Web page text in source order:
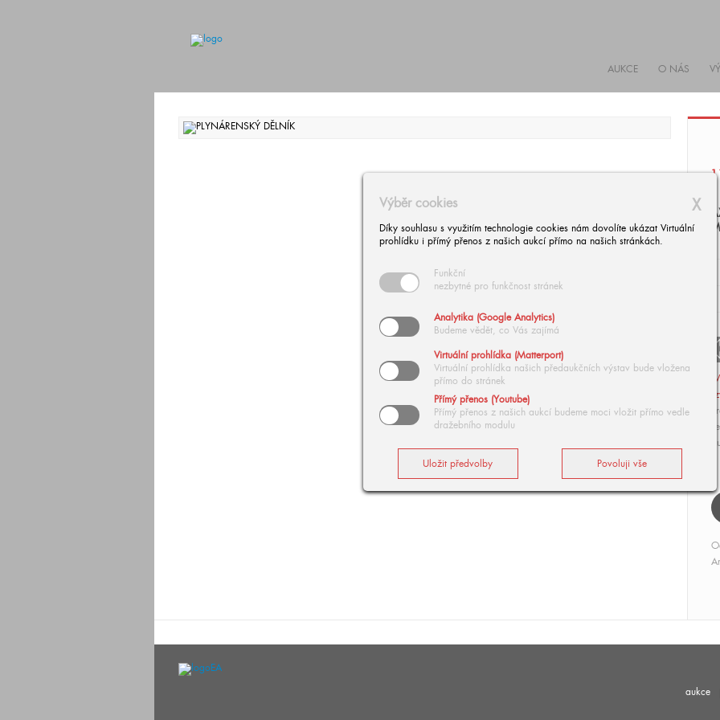
AUKCE O NÁS
X
Výběr cookies
Díky souhlasu s využitím technologie cookies nám dovolíte ukázat Virtuální
prohlídku i přímý přenos z našich aukcí přímo na našich stránkách.
Funkční
nezbytné pro funkčnost stránek
Analytika (Google Analytics)
Budeme vědět, co Vás zajímá
Virtuální prohlídka (Matterport)
Virtuální prohlídka našich předaukčních výstav bude vložena
přímo do stránek
Přímý přenos (Youtube)
Přímý přenos z našich aukcí budeme moci vložit přímo vedle
dražebního modulu
aukce